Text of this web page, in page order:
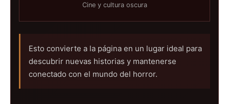
Cine y cultura oscura
Esto convierte a la página en un lugar ideal para
descubrir nuevas historias y mantenerse
conectado con el mundo del horror.